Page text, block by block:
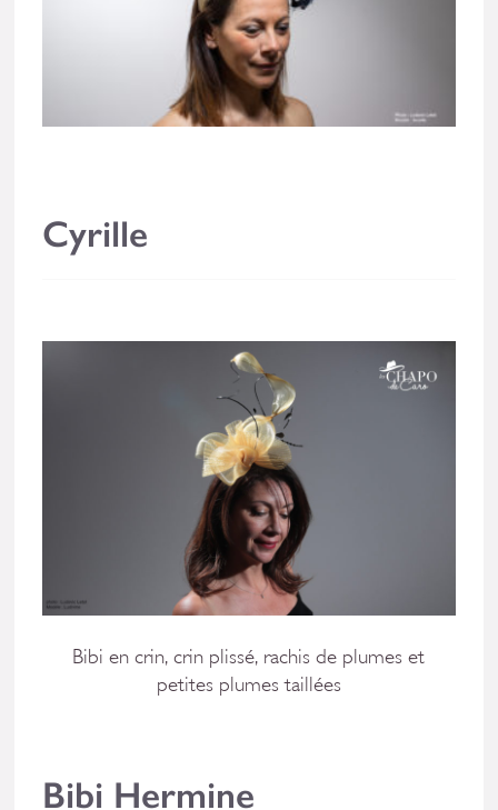
Cyrille
Bibi en crin, crin plissé, rachis de plumes et
petites plumes taillées
Bibi Hermine